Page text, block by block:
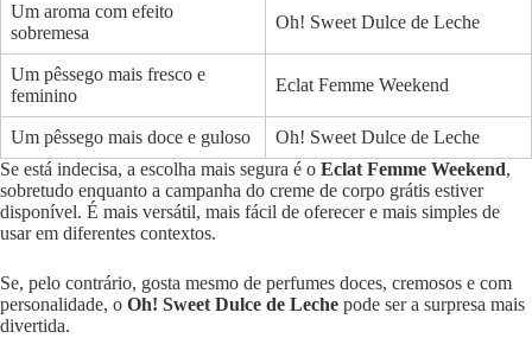
Um aroma com efeito
sobremesa
Oh! Sweet Dulce de Leche
Um pêssego mais fresco e
feminino
Eclat Femme Weekend
Um pêssego mais doce e guloso
Oh! Sweet Dulce de Leche
Se está indecisa, a escolha mais segura é o Eclat Femme Weekend,
sobretudo enquanto a campanha do creme de corpo grátis estiver
disponível. É mais versátil, mais fácil de oferecer e mais simples de
usar em diferentes contextos.
Se, pelo contrário, gosta mesmo de perfumes doces, cremosos e com
personalidade, o Oh! Sweet Dulce de Leche pode ser a surpresa mais
divertida.